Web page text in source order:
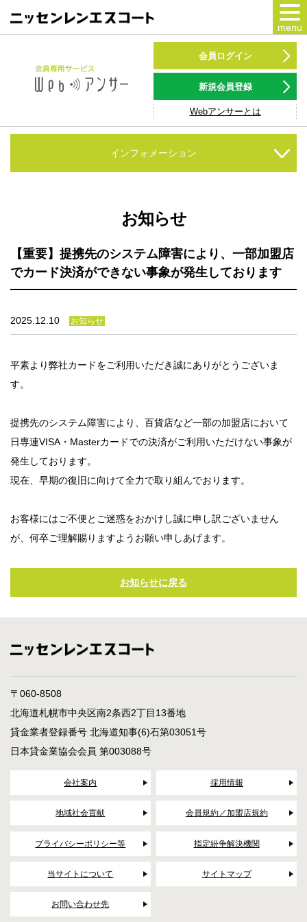
menu
カードをつかう
NSポイント
キャンペーン
サービス
お客様サポート
加盟店のみなさま
会員ログイン
新規会員登録
Webアンサーとは
インフォメーション
お知らせ
【重要】提携先のシステム障害により、一部加盟店
でカード決済ができない事象が発生しております
2025.12.10 お知らせ
平素より弊社カードをご利用いただき誠にありがとうございま
す。
提携先のシステム障害により、百貨店など一部の加盟店において
日専連VISA・Masterカードでの決済がご利用いただけない事象が
発生しております。
現在、早期の復旧に向けて全力で取り組んでおります。
お客様にはご不便とご迷惑をおかけし誠に申し訳ございません
が、何卒ご理解賜りますようお願い申しあげます。
お知らせに戻る
〒060-8508
北海道札幌市中央区南2条西2丁目13番地
貸金業者登録番号 北海道知事(6)石第03051号
日本貸金業協会会員 第003088号
会社案内 採用情報
地域社会貢献 会員規約／加盟店規約
プライバシーポリシー等 指定紛争解決機関
当サイトについて サイトマップ
お問い合わせ先